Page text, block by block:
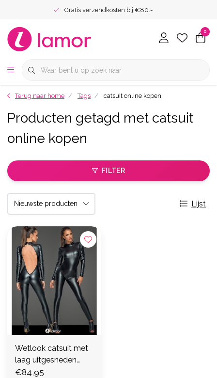
Gratis verzendkosten bij €80.-
0
Terug naar home Tags catsuit online kopen
Producten getagd met catsuit
online kopen
FILTER
Lijst
Wetlook catsuit met
laag uitgesneden
rugpartij (XL)
€84,95